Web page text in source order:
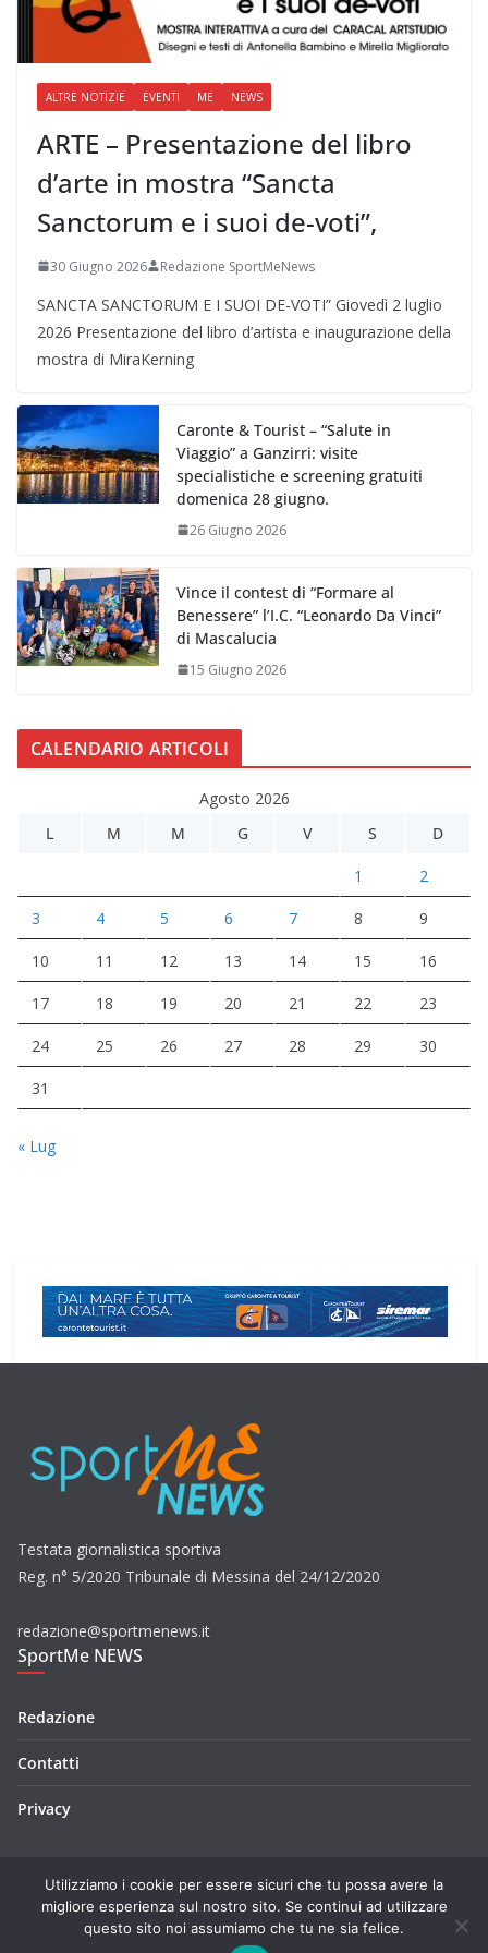
ALTRE NOTIZIE EVENTI ME NEWS
ARTE – Presentazione del libro
d’arte in mostra “Sancta
Sanctorum e i suoi de-voti”,
30 Giugno 2026 Redazione SportMeNews
SANCTA SANCTORUM E I SUOI DE-VOTI” Giovedì 2 luglio
2026 Presentazione del libro d’artista e inaugurazione della
mostra di MiraKerning
Caronte & Tourist – “Salute in
Viaggio” a Ganzirri: visite
specialistiche e screening gratuiti
domenica 28 giugno.
26 Giugno 2026
Vince il contest di “Formare al
Benessere” l’I.C. “Leonardo Da Vinci”
di Mascalucia
15 Giugno 2026
CALENDARIO ARTICOLI
Agosto 2026
L
M M G V S D
1 2
3 4 5 6 7 8 9
10 11 12 13 14 15 16
17 18 19 20 21 22 23
24 25 26 27 28 29 30
31
« Lug
Testata giornalistica sportiva
Reg. n° 5/2020 Tribunale di Messina del 24/12/2020
redazione@sportmenews.it
SportMe NEWS
Redazione
Contatti
Privacy
Copyright © 2026SportMe NEWS. Tutti i diritti riservati.
Utilizziamo i cookie per essere sicuri che tu possa avere la
migliore esperienza sul nostro sito. Se continui ad utilizzare
questo sito noi assumiamo che tu ne sia felice.